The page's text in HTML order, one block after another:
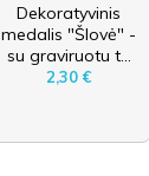
Dekoratyvinis
medalis "Šlovė" -
su graviruotu t...
2,30 €